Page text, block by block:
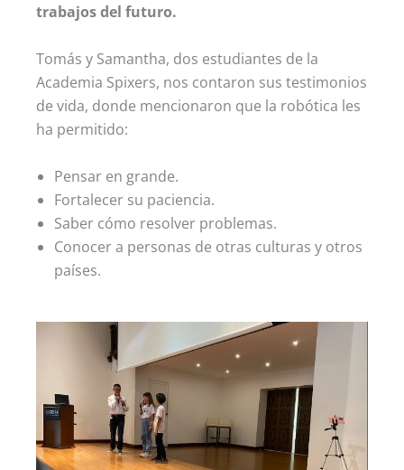
trabajos del futuro.
Tomás y Samantha, dos estudiantes de la
Academia Spixers, nos contaron sus testimonios
de vida, donde mencionaron que la robótica les
ha permitido:
Pensar en grande.
Fortalecer su paciencia.
Saber cómo resolver problemas.
Conocer a personas de otras culturas y otros
países.